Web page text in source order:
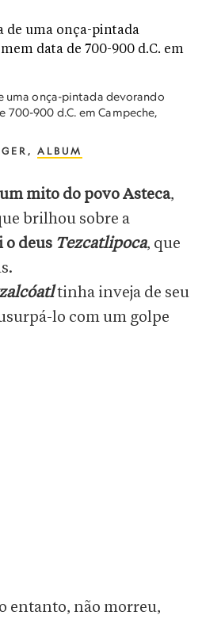
uma onça-pintada devorando
700-900 d.C. em Campeche,
ALBUM
um mito do povo Asteca,
brilhou sobre a
o deus Tezcatlipoca, que
tinha inveja de seu
lo com um golpe
entanto, não morreu,